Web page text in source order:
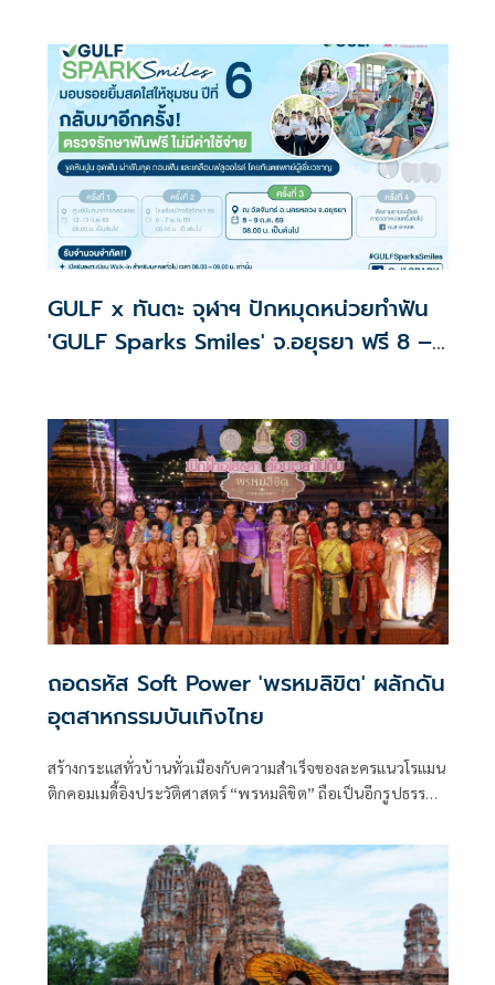
GULF x ทันตะ จุฬาฯ ปักหมุดหน่วยทำฟัน
'GULF Sparks Smiles' จ.อยุธยา ฟรี 8 –
ถอดรหัส Soft Power 'พรหมลิขิต' ผลักดัน
อุตสาหกรรมบันเทิงไทย
สร้างกระแสทั่วบ้านทั่วเมืองกับความสำเร็จของละครแนวโรแมน
ติกคอมเมดี้อิงประวัติศาสตร์ “พรหมลิขิต” ถือเป็นอีกรูปธรรม
ชาวไทย รวมถึงศักยภาพของซอฟต์เพาเวอร์ในการขับเคลื่อน